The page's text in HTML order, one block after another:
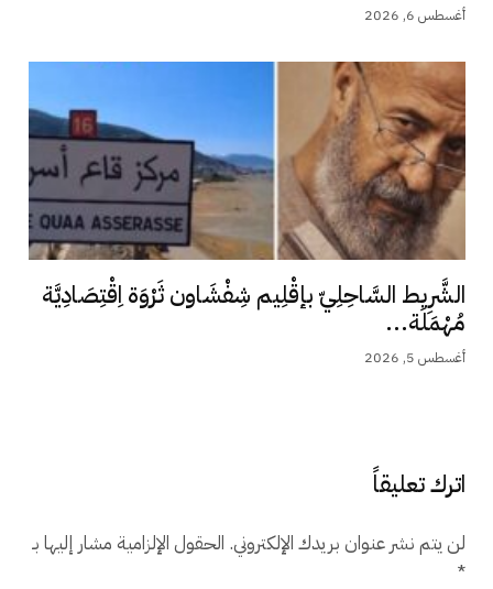
أغسطس 6, 2026
الشَّرِيط السَّاحِلِيّ بإقْلِيم شِفْشَاون ثَرْوَة اِقْتِصَادِيَّة
مُهْمَلَة...
أغسطس 5, 2026
اترك تعليقاً
لن يتم نشر عنوان بريدك الإلكتروني. الحقول الإلزامية مشار إليها بـ
*